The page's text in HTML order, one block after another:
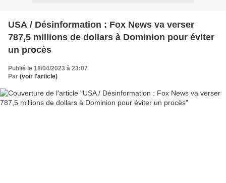
USA / Désinformation : Fox News va verser
787,5 millions de dollars à Dominion pour éviter
un procès
Publié le 18/04/2023 à 23:07
Par (voir l'article)